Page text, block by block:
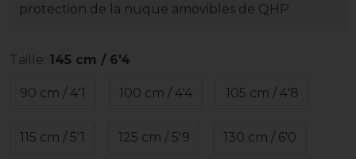
protection de la nuque amovibles de QHP
Taille: 145 cm / 6'4
90 cm / 4'1 100 cm / 4'4 105 cm / 4'8
115 cm / 5'1 125 cm / 5'9 130 cm / 6'0